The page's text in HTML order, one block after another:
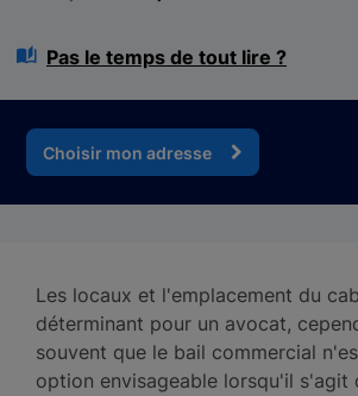
Pas le temps de tout lire ?
Choisir mon adresse
Les locaux et l'emplacement du
déterminant pour un avocat,
souvent que le bail commercial
option envisageable lorsqu'il s'agit